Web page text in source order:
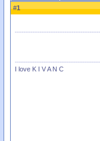
#
1
I love K I V A N C